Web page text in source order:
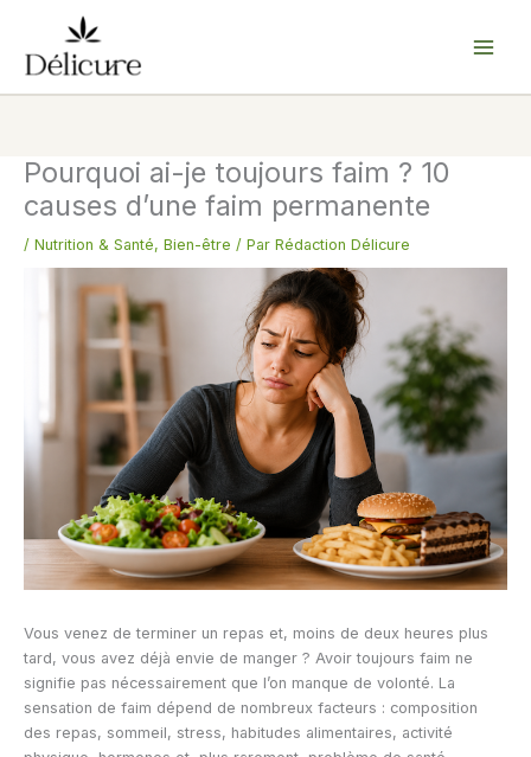
contenu
Pourquoi ai-je toujours faim ? 10
causes d’une faim permanente
/ Nutrition & Santé, Bien-être / Par Rédaction Délicure
Vous venez de terminer un repas et, moins de deux heures plus
tard, vous avez déjà envie de manger ? Avoir toujours faim ne
signifie pas nécessairement que l’on manque de volonté. La
sensation de faim dépend de nombreux facteurs : composition
des repas, sommeil, stress, habitudes alimentaires, activité